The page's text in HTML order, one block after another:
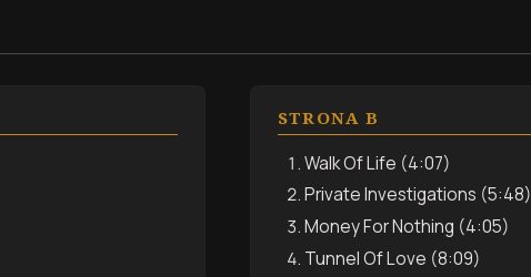
STRONA B
Walk Of Life (4:07)
Private Investigations (5:48)
Money For Nothing (4:05)
Tunnel Of Love (8:09)